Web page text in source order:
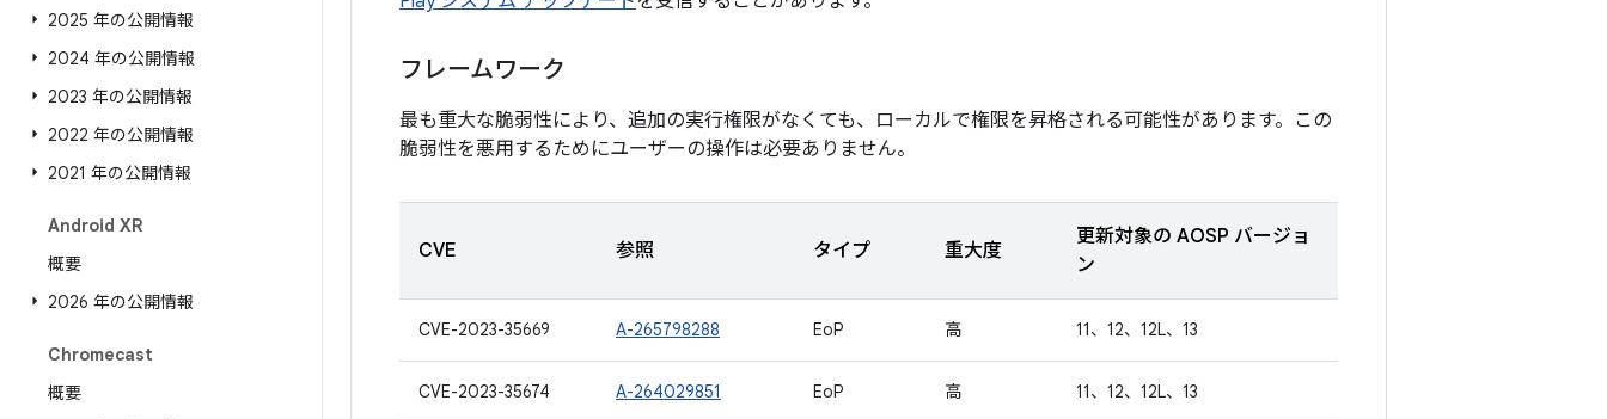
2025 年の公開情報
2024 年の公開情報
2023 年の公開情報
2022 年の公開情報
2021 年の公開情報
Android XR
概要
2026 年の公開情報
Chromecast
概要
フレームワーク
最も重大な脆弱性により、追加の実行権限がなくても、ローカルで権限を昇格される可能性があります。この
脆弱性を悪用するためにユーザーの操作は必要ありません。
CVE 参照 タイプ 重大度
更新対象の AOSP バージョ
ン
CVE-2023-35669 A-265798288 EoP 高 11、12、12L、13
CVE-2023-35674 A-264029851 EoP 高 11、12、12L、13